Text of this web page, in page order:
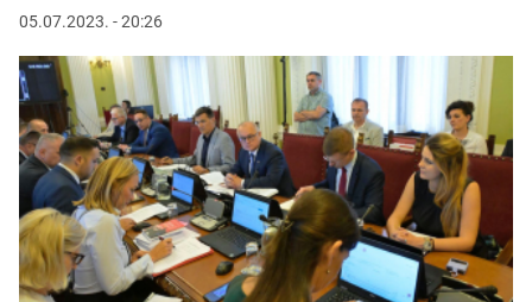
05.07.2023. - 20:26